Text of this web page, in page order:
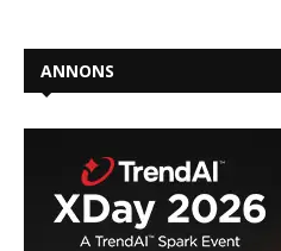
ANNONS